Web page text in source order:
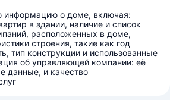
информацию о доме, включая:
в здании, наличие и список
расположенных в доме,
строения, такие как год
тип конструкции и использованные
об управляющей компании: её
данные, и качество